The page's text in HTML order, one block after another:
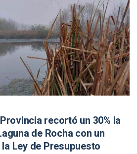
recortó un 30% la
de Rocha con un
Ley de Presupuesto